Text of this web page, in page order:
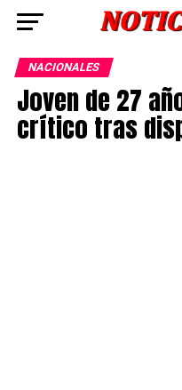
NACIONALES
Joven de 27
crítico tras